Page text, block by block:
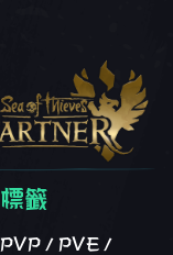
標籤
PVP
PVE